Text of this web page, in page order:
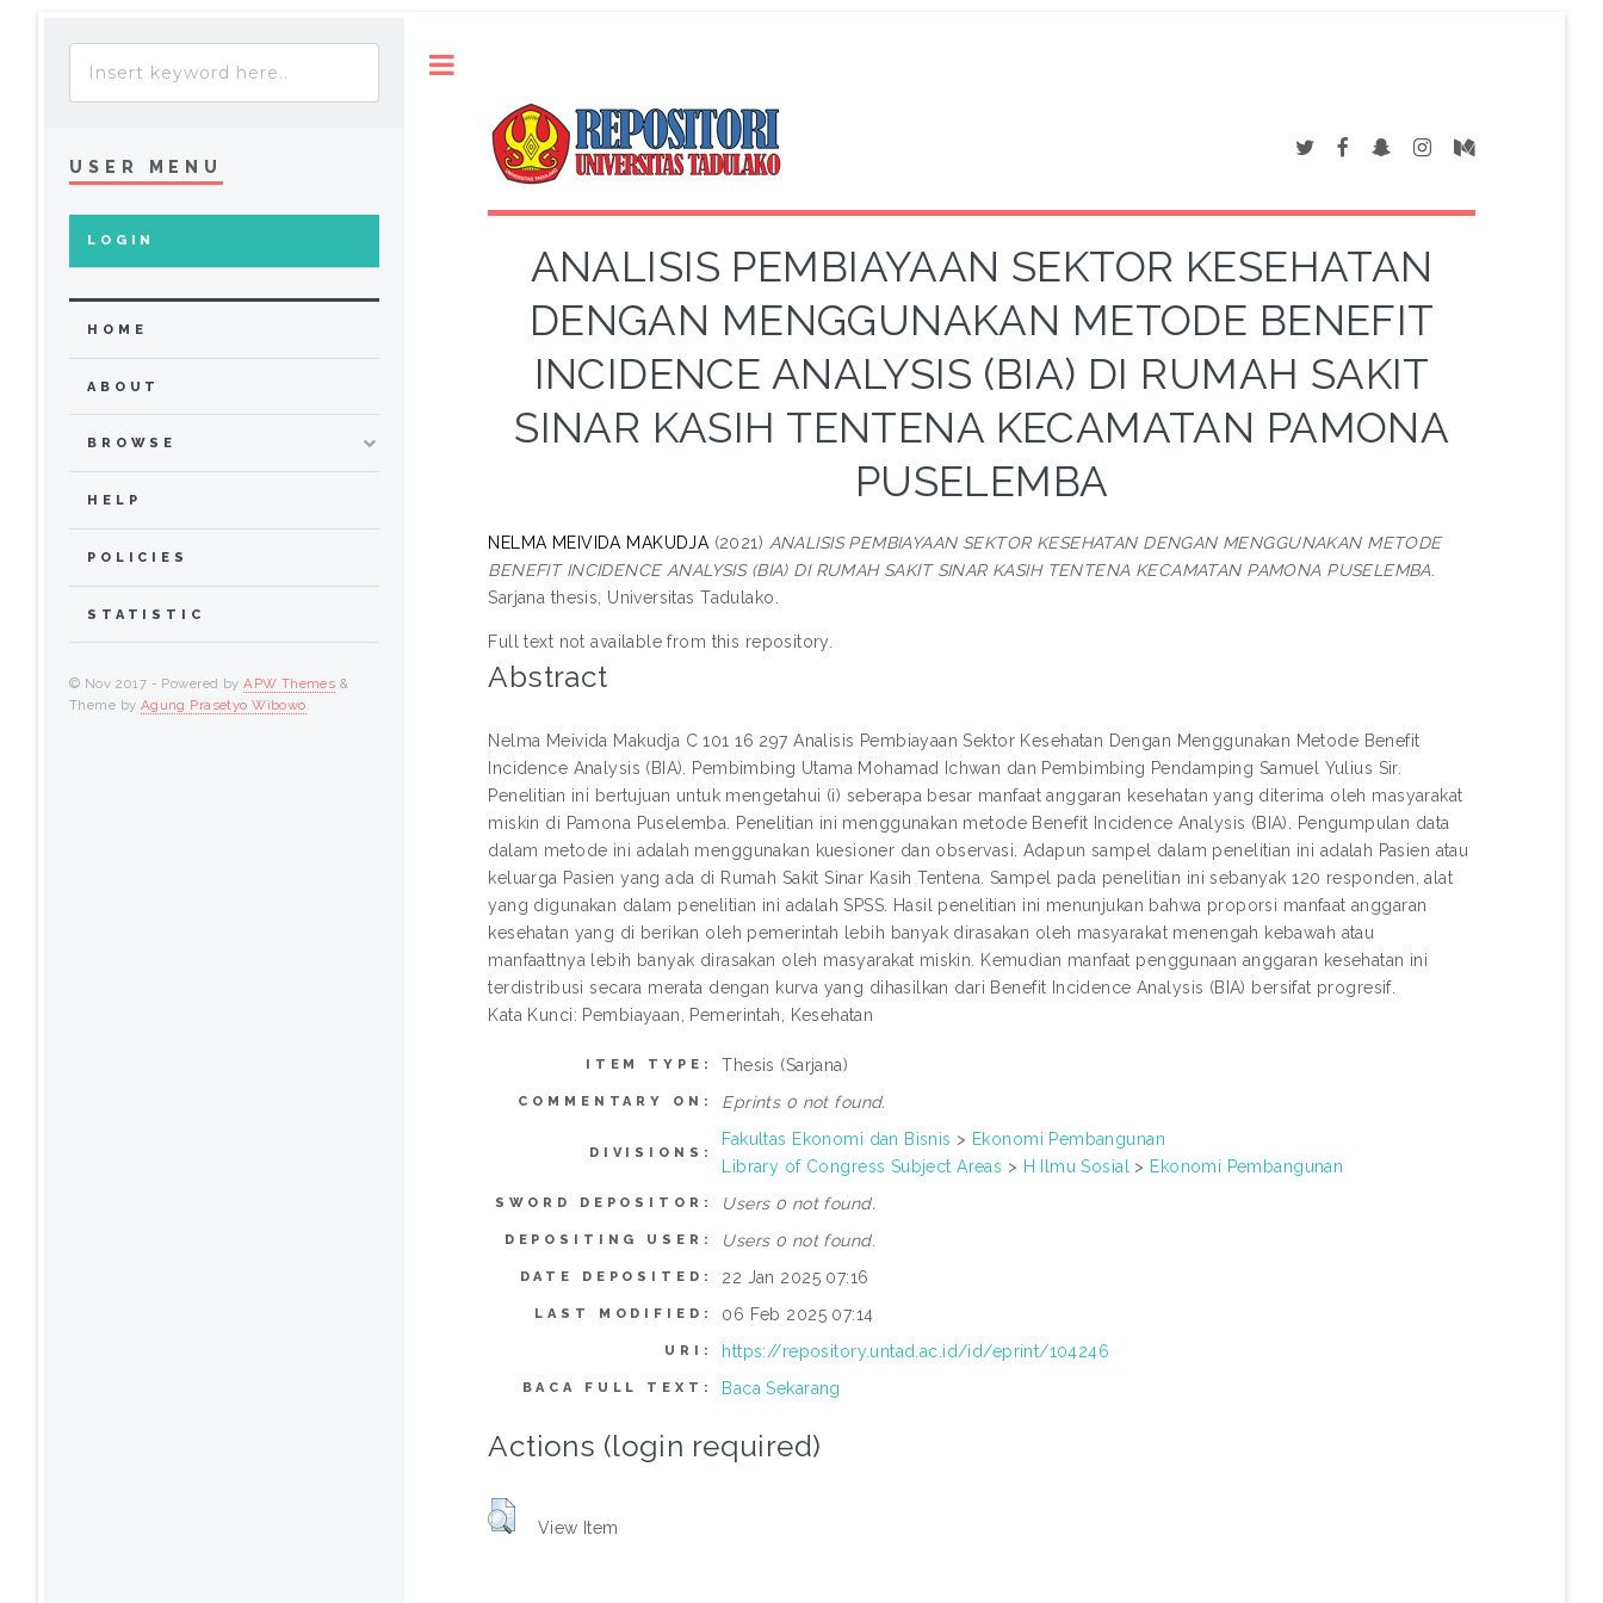
ANALISIS PEMBIAYAAN SEKTOR KESEHATAN
DENGAN MENGGUNAKAN METODE BENEFIT
INCIDENCE ANALYSIS (BIA) DI RUMAH SAKIT
SINAR KASIH TENTENA KECAMATAN PAMONA
PUSELEMBA
NELMA MEIVIDA MAKUDJA (2021) ANALISIS PEMBIAYAAN SEKTOR KESEHATAN DENGAN MENGGUNAKAN METODE
BENEFIT INCIDENCE ANALYSIS (BIA) DI RUMAH SAKIT SINAR KASIH TENTENA KECAMATAN PAMONA PUSELEMBA.
Sarjana thesis, Universitas Tadulako.
Full text not available from this repository.
Abstract
Nelma Meivida Makudja C 101 16 297 Analisis Pembiayaan Sektor Kesehatan Dengan Menggunakan Metode Benefit
Incidence Analysis (BIA). Pembimbing Utama Mohamad Ichwan dan Pembimbing Pendamping Samuel Yulius Sir.
Penelitian ini bertujuan untuk mengetahui (i) seberapa besar manfaat anggaran kesehatan yang diterima oleh masyarakat
miskin di Pamona Puselemba. Penelitian ini menggunakan metode Benefit Incidence Analysis (BIA). Pengumpulan data
dalam metode ini adalah menggunakan kuesioner dan observasi. Adapun sampel dalam penelitian ini adalah Pasien atau
keluarga Pasien yang ada di Rumah Sakit Sinar Kasih Tentena. Sampel pada penelitian ini sebanyak 120 responden, alat
yang digunakan dalam penelitian ini adalah SPSS. Hasil penelitian ini menunjukan bahwa proporsi manfaat anggaran
kesehatan yang di berikan oleh pemerintah lebih banyak dirasakan oleh masyarakat menengah kebawah atau
manfaattnya lebih banyak dirasakan oleh masyarakat miskin. Kemudian manfaat penggunaan anggaran kesehatan ini
terdistribusi secara merata dengan kurva yang dihasilkan dari Benefit Incidence Analysis (BIA) bersifat progresif.
Kata Kunci: Pembiayaan, Pemerintah, Kesehatan
ITEM TYPE: Thesis (Sarjana)
COMMENTARY ON: Eprints 0 not found.
DIVISIONS:
Fakultas Ekonomi dan Bisnis > Ekonomi Pembangunan
Library of Congress Subject Areas > H Ilmu Sosial > Ekonomi Pembangunan
SWORD DEPOSITOR: Users 0 not found.
DEPOSITING USER: Users 0 not found.
DATE DEPOSITED: 22 Jan 2025 07:16
LAST MODIFIED: 06 Feb 2025 07:14
URI: https://repository.untad.ac.id/id/eprint/104246
BACA FULL TEXT: Baca Sekarang
Actions (login required)
View Item
USER MENU
LOGIN
HOME
ABOUT
BROWSE
HELP
POLICIES
STATISTIC
© Nov 2017 - Powered byAPW Themes &
Theme by Agung Prasetyo Wibowo.